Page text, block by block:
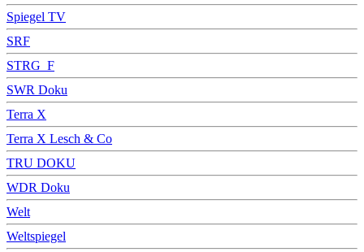
Spiegel TV
SRF
STRG_F
SWR Doku
Terra X
Terra X Lesch & Co
TRU DOKU
WDR Doku
Welt
Weltspiegel